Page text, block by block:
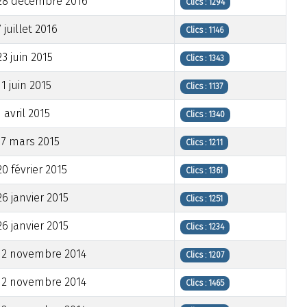
Clics : 1294
juillet 2016 Clics : 1146
juin 2015 Clics : 1343
juin 2015 Clics : 1137
avril 2015 Clics : 1340
mars 2015 Clics : 1211
février 2015 Clics : 1361
janvier 2015 Clics : 1251
janvier 2015 Clics : 1234
novembre 2014 Clics : 1207
novembre 2014 Clics : 1465